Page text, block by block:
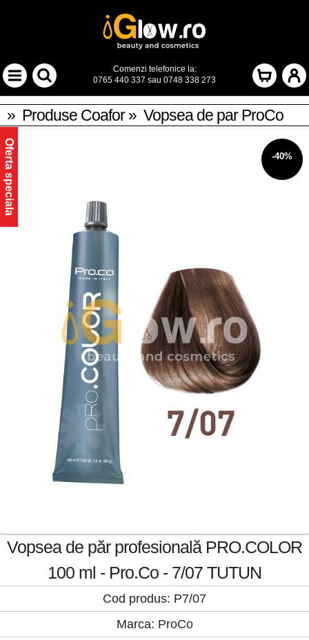
Comenzi telefonice la:
0765 440 337 sau 0748 338 273
» Produse Coafor» Vopsea de par ProCo
-40%
Oferta speciala
Vopsea de păr profesională PRO.COLOR
100 ml - Pro.Co - 7/07 TUTUN
Cod produs: P7/07
Marca: ProCo